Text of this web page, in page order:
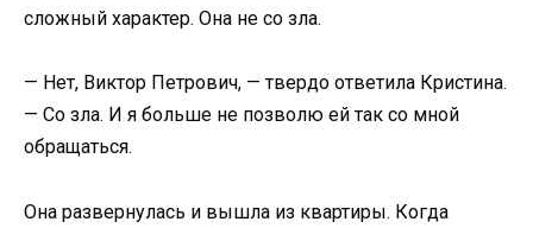
сложный характер. Она не со зла.
— Нет, Виктор Петрович, — твердо ответила Кристина.
— Со зла. И я больше не позволю ей так со мной
обращаться.
Она развернулась и вышла из квартиры. Когда